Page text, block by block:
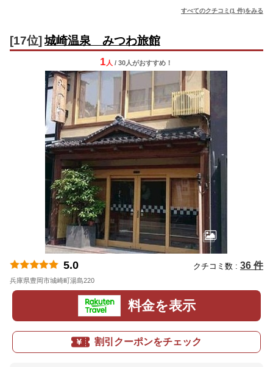
すべてのクチコミ(1 件)をみる
[17位] 城崎温泉 みつわ旅館
1 人 / 30人がおすすめ！
5.0 クチコミ数 : 36 件
兵庫県豊岡市城崎町湯島220
料金を表示
割引クーポンをチェック